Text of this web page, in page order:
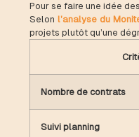
Pour se faire une idée des
Selonl’analyse du
projets plutôt qu’une
Nombre de contrats
Suivi planning